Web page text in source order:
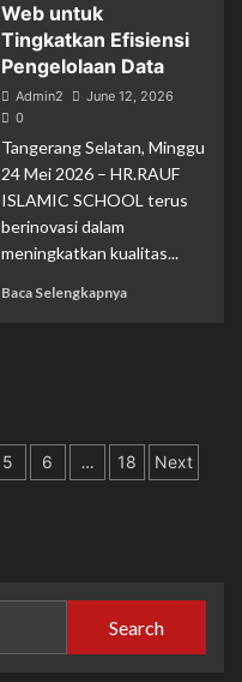
Web untuk
Tingkatkan Efisiensi
Pengelolaan Data
Admin2
June 12, 2026
0
Tangerang Selatan, Minggu
24 Mei 2026 – HR.RAUF
ISLAMIC SCHOOL terus
berinovasi dalam
meningkatkan kualitas...
Baca Selengkapnya
5 6 … 18 Next
Search